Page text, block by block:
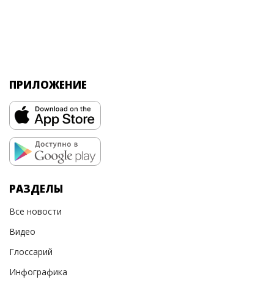
ПРИЛОЖЕНИЕ
РАЗДЕЛЫ
Все новости
Видео
Глоссарий
Инфографика